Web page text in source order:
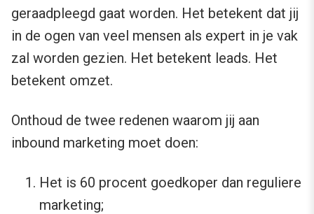
geraadpleegd gaat worden. Het betekent dat jij
in de ogen van veel mensen als expert in je vak
zal worden gezien. Het betekent leads. Het
betekent omzet.
Onthoud de twee redenen waarom jij aan
inbound marketing moet doen:
Het is 60 procent goedkoper dan reguliere
marketing;